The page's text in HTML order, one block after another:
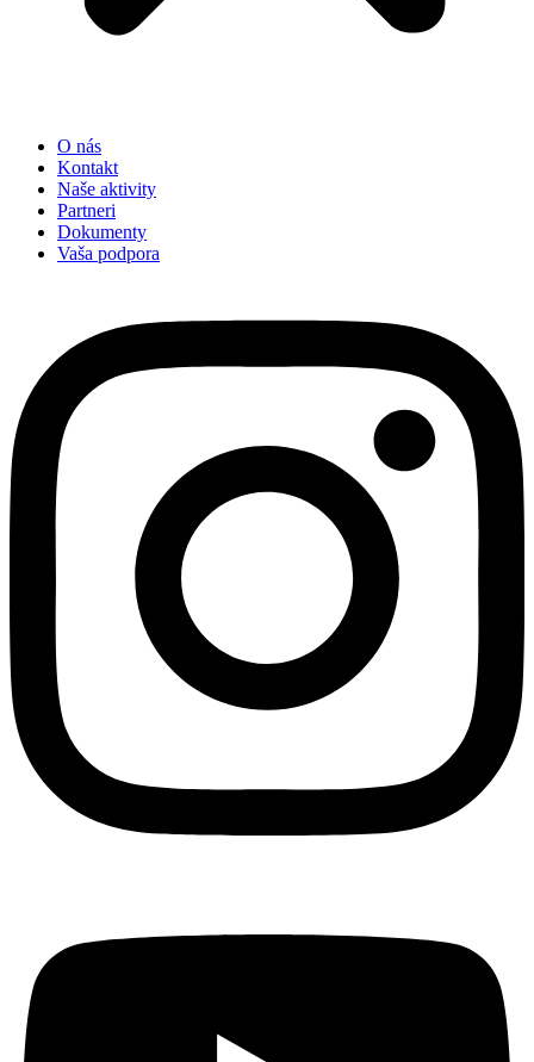
O nás
Kontakt
Naše aktivity
Partneri
Dokumenty
Vaša podpora